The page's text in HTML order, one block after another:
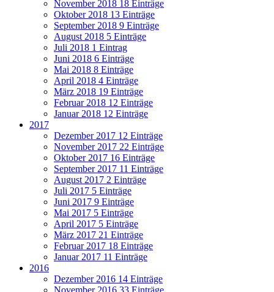
November 2018 18 Einträge
Oktober 2018 13 Einträge
September 2018 9 Einträge
August 2018 5 Einträge
Juli 2018 1 Eintrag
Juni 2018 6 Einträge
Mai 2018 8 Einträge
April 2018 4 Einträge
März 2018 19 Einträge
Februar 2018 12 Einträge
Januar 2018 12 Einträge
2017
Dezember 2017 12 Einträge
November 2017 22 Einträge
Oktober 2017 16 Einträge
September 2017 11 Einträge
August 2017 2 Einträge
Juli 2017 5 Einträge
Juni 2017 9 Einträge
Mai 2017 5 Einträge
April 2017 5 Einträge
März 2017 21 Einträge
Februar 2017 18 Einträge
Januar 2017 11 Einträge
2016
Dezember 2016 14 Einträge